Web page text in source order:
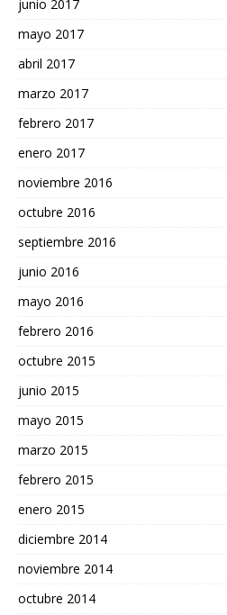
junio 2017
mayo 2017
abril 2017
marzo 2017
febrero 2017
enero 2017
noviembre 2016
octubre 2016
septiembre 2016
junio 2016
mayo 2016
febrero 2016
octubre 2015
junio 2015
mayo 2015
marzo 2015
febrero 2015
enero 2015
diciembre 2014
noviembre 2014
octubre 2014